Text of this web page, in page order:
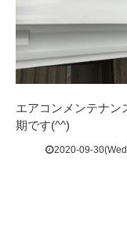
エアコンメンテナン
期です(^^)
2020-09-